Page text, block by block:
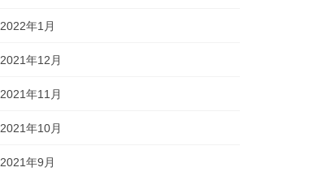
2022年1月
2021年12月
2021年11月
2021年10月
2021年9月